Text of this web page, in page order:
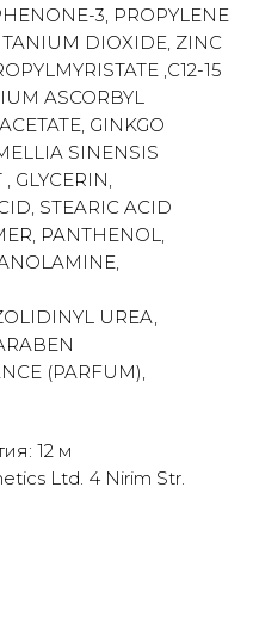
3, PROPYLENE
DIOXIDE, ZINC
,C12-15
ASCORBYL
GINKGO
SINENSIS
GLYCERIN,
STEARIC ACID
PANTHENOL,
UREA,
(PARFUM),
12 м
Ltd. 4 Nirim Str.